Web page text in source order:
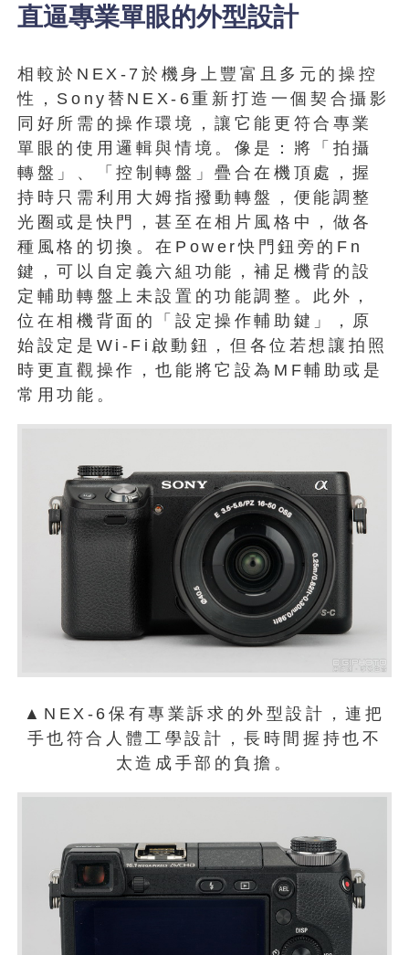
直逼專業單眼的外型設計
相較於NEX-7於機身上豐富且多元的操控
性，Sony替NEX-6重新打造一個契合攝影
同好所需的操作環境，讓它能更符合專業
單眼的使用邏輯與情境。像是：將「拍攝
轉盤」、「控制轉盤」疊合在機頂處，握
持時只需利用大姆指撥動轉盤，便能調整
光圈或是快門，甚至在相片風格中，做各
種風格的切換。在Power快門鈕旁的Fn
鍵，可以自定義六組功能，補足機背的設
定輔助轉盤上未設置的功能調整。此外，
位在相機背面的「設定操作輔助鍵」，原
始設定是Wi-Fi啟動鈕，但各位若想讓拍照
時更直觀操作，也能將它設為MF輔助或是
常用功能。
▲NEX-6保有專業訴求的外型設計，連把
手也符合人體工學設計，長時間握持也不
太造成手部的負擔。